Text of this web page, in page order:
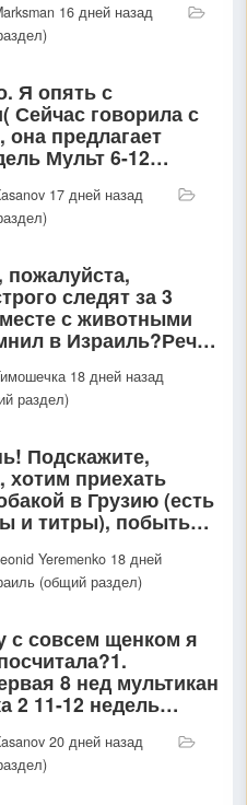
16 дней назад
Я опять с
Сейчас говорила с
она предлагает
Мульт 6-12
ставить 2
не
17 дней назад
пожалуйста,
следят за 3
с животными
в Израиль?Речь
Грузии больше 4
18 дней назад
раздел)
Подскажите,
хотим приехать
в Грузию (есть
и титры), побыть
Есть ли
том, что нужно...
Yeremenko 18 дней
(общий раздел)
с совсем щенком я
8 нед мультикан
2 11-12 недель
тест на
20 дней назад